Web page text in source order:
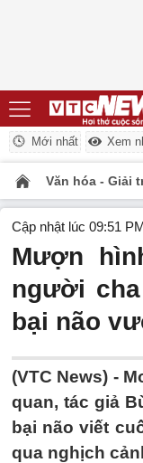
Mới nhất Xem
Văn hóa - Giải
Cập nhật lúc 09:51
Mượn
người
bại não
(VTC News) -
quan, tác giả
bại não viết
qua nghịch